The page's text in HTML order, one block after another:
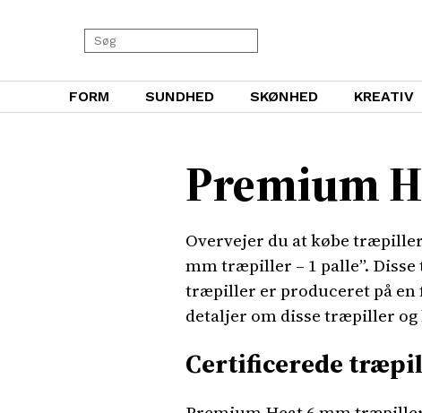
FORM SUNDHED SKØNHED KREATIV
Premium
Overvejer du at købe
mm træpiller – 1 palle”.
træpiller er produceret på en
detaljer om disse træpiller
Certificerede